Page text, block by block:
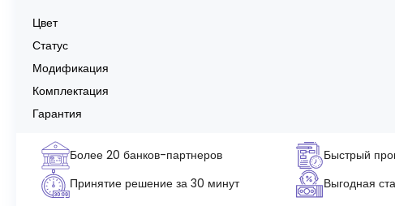
Цвет
Статус
Модификация
Комплектация
Гарантия
Более 20 банков-партнеров
Быстрый
Принятие решение за 30 минут
Выгодная